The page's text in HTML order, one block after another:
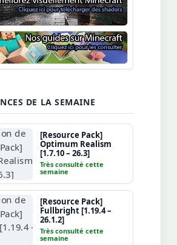
DE LA SEMAINE
[Resource Pack]
Optimum Realism
[1.7.10 – 26.3]
Très consulté cette
semaine
[Resource Pack]
Fullbright [1.19.4 –
26.1.2]
Très consulté cette
semaine